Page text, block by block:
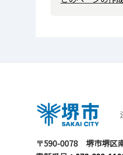
〒590-0078
堺市堺区